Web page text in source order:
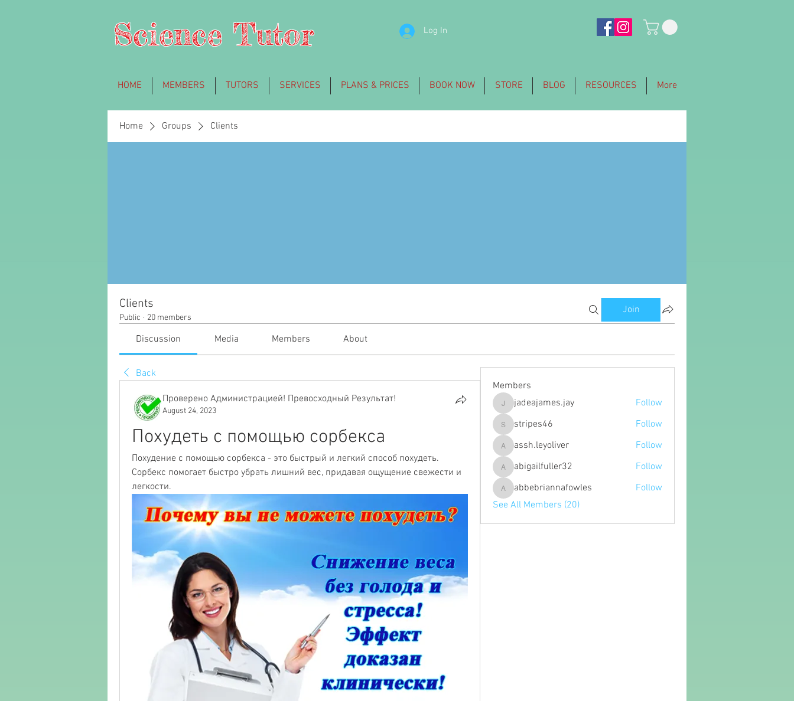
Log In
Science Tutor
HOME MEMBERS TUTORS SERVICES PLANS & PRICES BOOK NOW STORE BLOG RESOURCES More
Home Groups Clients
Clients
Public · 20 members
Join
Discussion Media Members About
Back
Проверено Администрацией! Превосходный Результат!
August 24, 2023
Похудеть с помощью сорбекса
Похудение с помощью сорбекса - это быстрый и легкий способ похудеть.
Сорбекс помогает быстро убрать лишний вес, придавая ощущение свежести и
легкости.
Members
jadeajames.jay
jadeajames.jay Follow
stripes46
stripes46 Follow
assh.leyoliver
assh.leyoliver Follow
abigailfuller32
abigailfuller32 Follow
abbebriannafowles
abbebriannafowles
Follow
See All Members (20)